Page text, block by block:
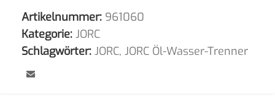
Artikelnummer: 961060
Kategorie: JORC
Schlagwörter: JORC, JORC Öl-Wasser-Trenner